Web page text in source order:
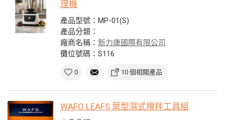
理機
產品型號：MP-01(S)
產品分類：
廠商名稱： 新力康國際有限公司
攤位號碼：S116
0 10 個相關產品
WAFO LEAFS 葉型濕式攪拌工具組